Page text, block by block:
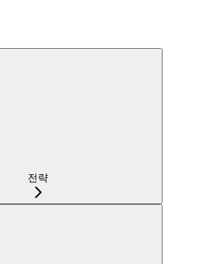
전략